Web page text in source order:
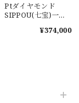
Ptダイヤモンド
SIPPOU(七宝)一文
¥374,000